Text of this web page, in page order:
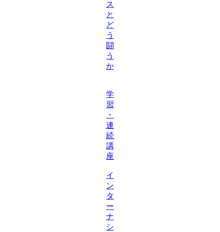
ス
と
ど
う
闘
う
か
学
習
・
連
続
講
座
イ
ン
タ
ー
ナ
シ